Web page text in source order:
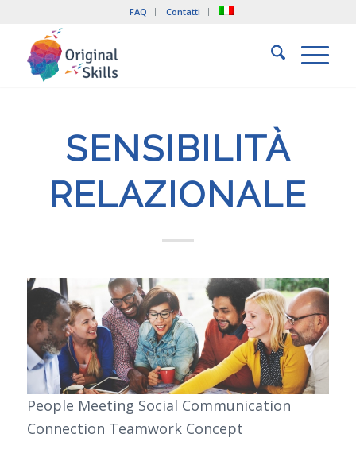
FAQ Contatti
SENSIBILITÀ
RELAZIONALE
People Meeting Social Communication
Connection Teamwork Concept